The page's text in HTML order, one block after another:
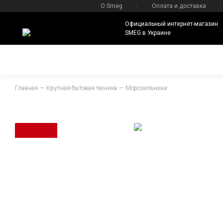
О Smeg Оплата и доставка
Официальный интернет-магазин
SMEG в Украине
Главная Крупная бытовая техника Морозильники